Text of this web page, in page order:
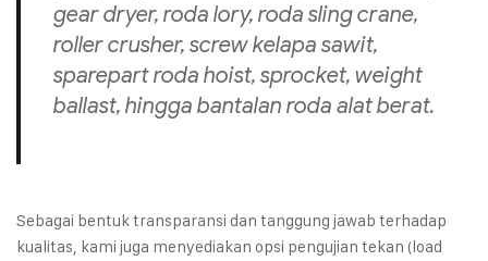
gear dryer, roda lory, roda sling crane,
roller crusher, screwkelapa sawit,
sparepartroda hoist, sprocket, weight
ballast, hingga bantalan roda alat berat.
Sebagai bentuk transparansi dan tanggung jawab terhadap
kualitas, kami juga menyediakan opsi pengujian tekan (load